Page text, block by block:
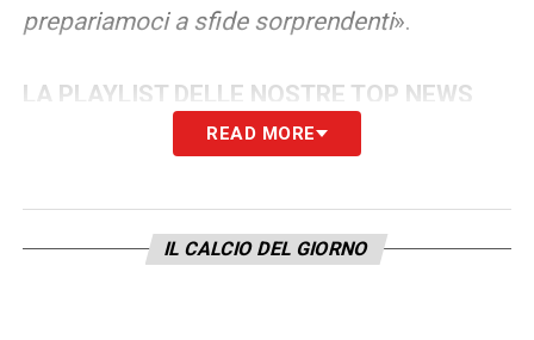
prepariamoci a sfide sorprendenti».
LA PLAYLIST DELLE NOSTRE TOP NEWS
READ MORE
IL CALCIO DEL GIORNO